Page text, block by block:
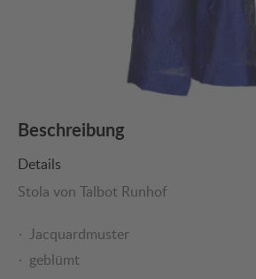
Beschreibung
Details
Stola von Talbot Runhof
Jacquardmuster
geblümt